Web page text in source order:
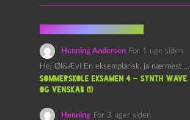
Henning Andersen For 1 uge siden
Hej Øl&Ævl En eksemplarisk, ja nærmest yndefuld, afslutning på SOMMERSKOLEN.…
Sommerskole Eksamen 4 – Synth Wave
og Venskab (1)
Henning For 3 uger siden